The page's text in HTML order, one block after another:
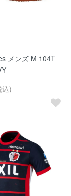
メンズ M 104T
)